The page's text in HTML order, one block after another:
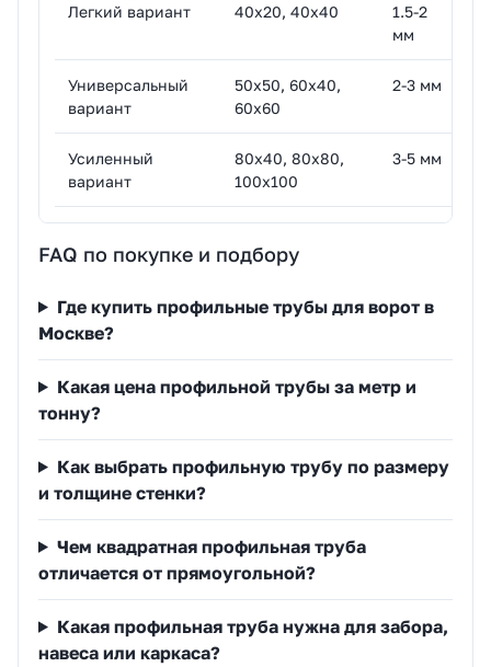
Легкий вариант 40х20, 40х40
1.5-2
мм
Универсальный
вариант
50х50, 60х40,
60х60
2-3 мм
Усиленный
вариант
80х40, 80х80,
100х100
3-5 мм
FAQ по покупке и подбору
Где купить профильные трубы для ворот в
Москве?
Какая цена профильной трубы за метр и
тонну?
Как выбрать профильную трубу по размеру
и толщине стенки?
Чем квадратная профильная труба
отличается от прямоугольной?
Какая профильная труба нужна для забора,
навеса или каркаса?